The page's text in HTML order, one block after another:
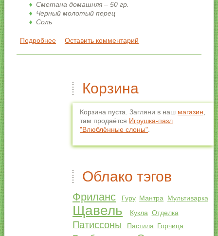
Сметана домашняя – 50 гр.
Черный молотый перец
Соль
Подробнеео Пельмени с редькой
Оставить комментарий
Корзина
Корзина пуста. Загляни в наш магазин
там продаётся Игрушка-пазл
"Влюблённые слоны"
Облако тэгов
Фриланс Гуру Мантра Мультиварка
Щавель Кукла Отделка
Патиссоны Пастила Горчица